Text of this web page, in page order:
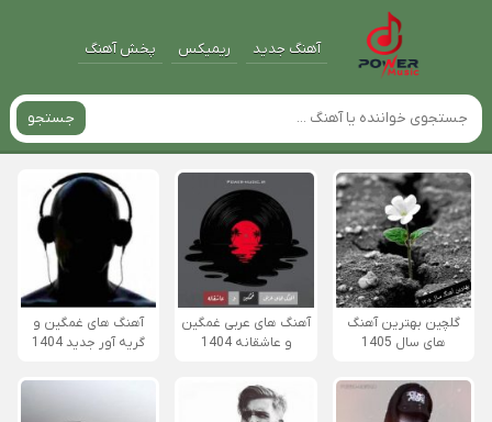
آهنگ جدید ریمیکس پخش آهنگ
جستجو
گلچین بهترین آهنگ
های سال 1405
آهنگ های عربی غمگین
و عاشقانه 1404
آهنگ های غمگین و
گریه آور جدید 1404